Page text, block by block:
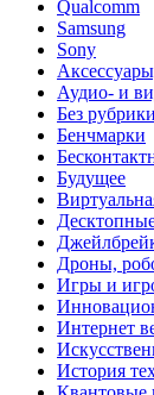
Qualcomm
Samsung
Sony
Аудио- и
Без рубрики
Бенчмарки
Будущее
Дроны,
Игры и
Интернет
История